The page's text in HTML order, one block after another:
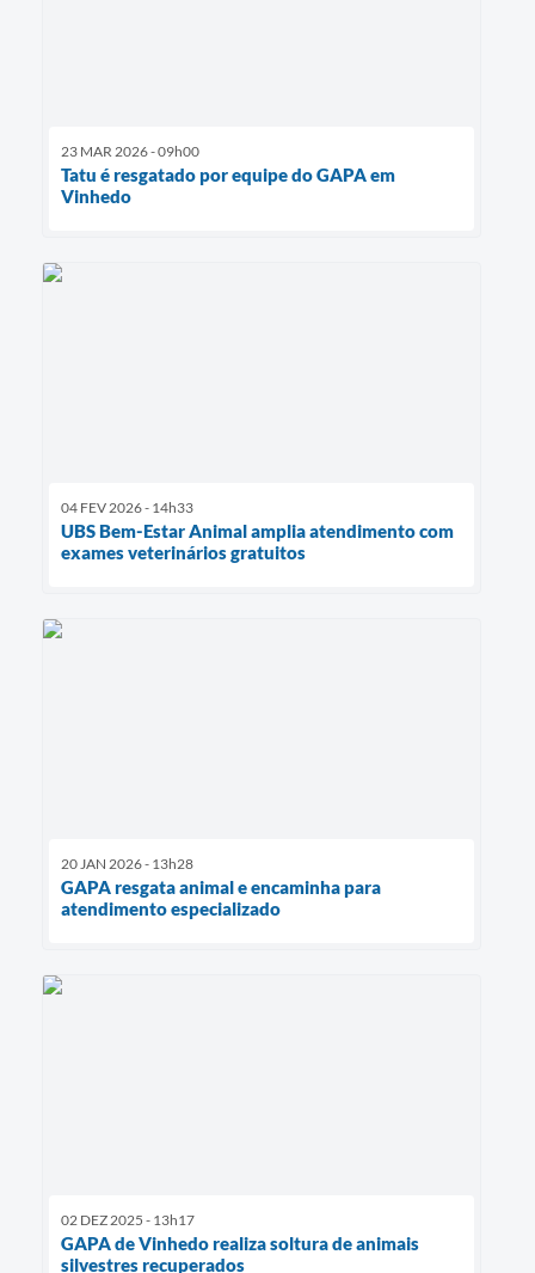
23 MAR 2026 - 09h00
Tatu é resgatado por equipe do GAPA em
Vinhedo
04 FEV 2026 - 14h33
UBS Bem-Estar Animal amplia atendimento com
exames veterinários gratuitos
20 JAN 2026 - 13h28
GAPA resgata animal e encaminha para
atendimento especializado
02 DEZ 2025 - 13h17
GAPA de Vinhedo realiza soltura de animais
silvestres recuperados